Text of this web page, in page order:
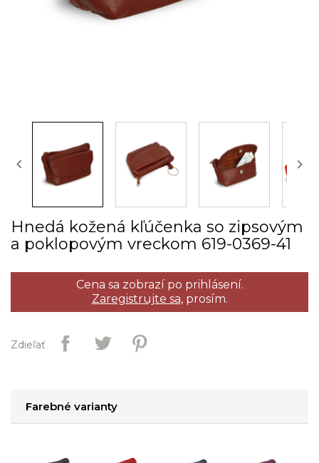
 
Hnedá kožená kľúčenka so zipsovým
a poklopovým vreckom 619­-0369­-41
Cena sa zobrazí po prihlásení.
Zaregistrujte sa,prosím.
Zdieľať
Farebné varianty